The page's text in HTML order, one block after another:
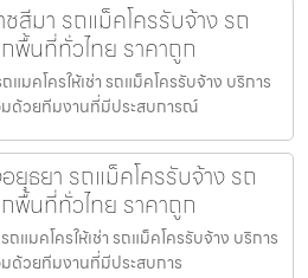
สีมา รถแม็คโครรับจ้าง รถ
พื้นที่ทั่วไทย ราคาถูก
มคโครให้เช่า รถแม็คโครรับจ้าง บริการ
มด้วยทีมงานที่มีประสบการณ์
ยุธยา รถแม็คโครรับจ้าง รถ
พื้นที่ทั่วไทย ราคาถูก
แมคโครให้เช่า รถแม็คโครรับจ้าง บริการ
มด้วยทีมงานที่มีประสบการ